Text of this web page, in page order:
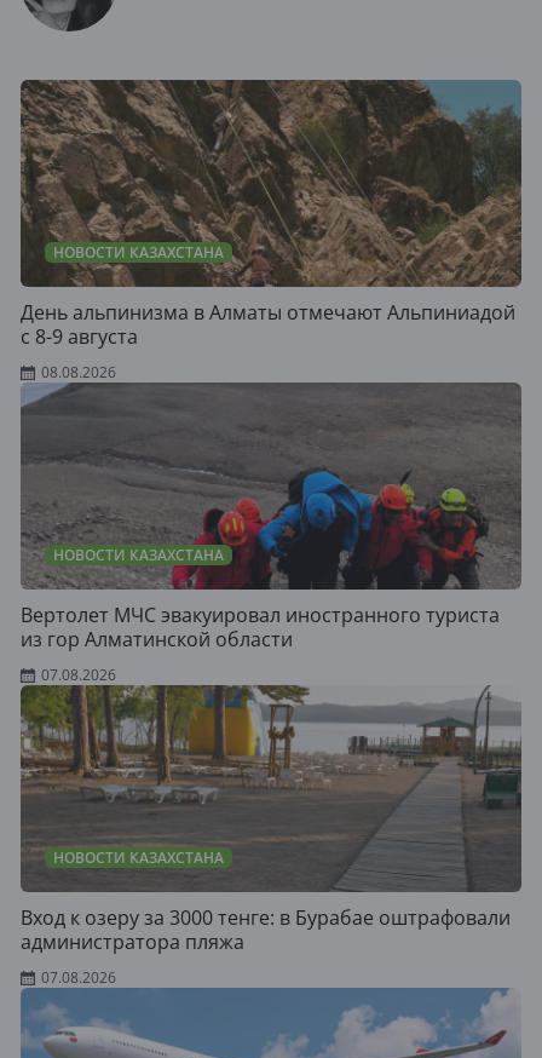
НОВОСТИ КАЗАХСТАНА
День альпинизма в Алматы отмечают Альпиниадой
с 8-9 августа
08.08.2026
НОВОСТИ КАЗАХСТАНА
Вертолет МЧС эвакуировал иностранного туриста
из гор Алматинской области
07.08.2026
НОВОСТИ КАЗАХСТАНА
Вход к озеру за 3000 тенге: в Бурабае оштрафовали
администратора пляжа
07.08.2026